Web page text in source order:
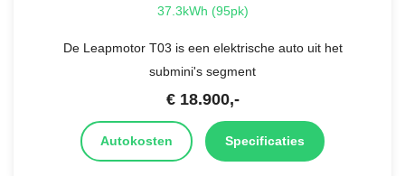
37.3kWh (95pk)
De Leapmotor T03 is een elektrische auto uit het
submini's segment
€ 18.900,-
Autokosten Specificaties